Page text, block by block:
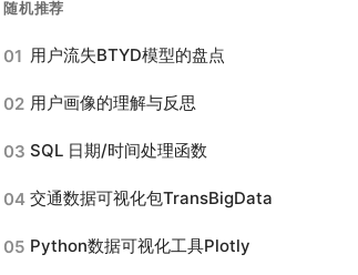
随机推荐
01 用户流失BTYD模型的盘点
02 用户画像的理解与反思
03 SQL 日期/时间处理函数
04 交通数据可视化包TransBigData
05 Python数据可视化工具Plotly